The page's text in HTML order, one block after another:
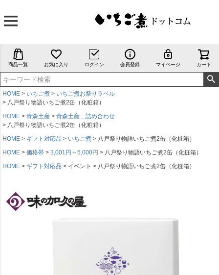
商品一覧 お気に入り ログイン 会員登録 マイページ カート
HOME いちご煮
いちご煮お祭りラベル
八戸祭り物語いちご煮2缶（化粧箱）
HOME
青森土産
青森土産＿詰め合わせ
八戸祭り物語いちご煮2缶（化粧箱）
HOME
ギフト対応品 いちご煮
八戸祭り物語いちご煮2缶（化粧箱）
HOME
価格帯 3,001円～5,000円
八戸祭り物語いちご煮2缶（化粧箱）
HOME
ギフト対応品 イベント 八戸祭り物語いちご煮2缶（化粧箱）